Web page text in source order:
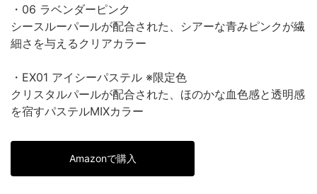
・06 ラベンダーピンク
シースルーパールが配合された、シアーな青みピンクが繊
細さを与えるクリアカラー
・EX01 アイシーパステル ※限定色
クリスタルパールが配合された、ほのかな血色感と透明感
を宿すパステルMIXカラー
Amazonで購入